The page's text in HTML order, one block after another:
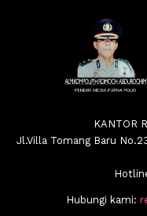
KANTOR
Jl.Villa Tomang Baru
Hubungi kami: